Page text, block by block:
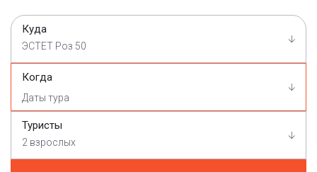
Куда
ЭСТЕТ Роз 50
Когда
Туристы
2 взрослых